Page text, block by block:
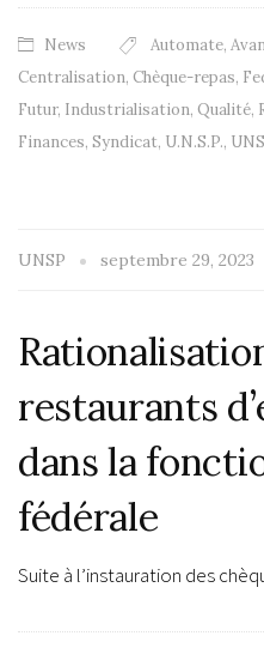
News Automate,
Centralisation, Chèque-repas,
Futur, Industrialisation, Qualité,
Finances, Syndicat, U.N.S.P.,
UNSP septembre 29, 2023
restaurants
dans la
fédérale
Suite à l’instauration des